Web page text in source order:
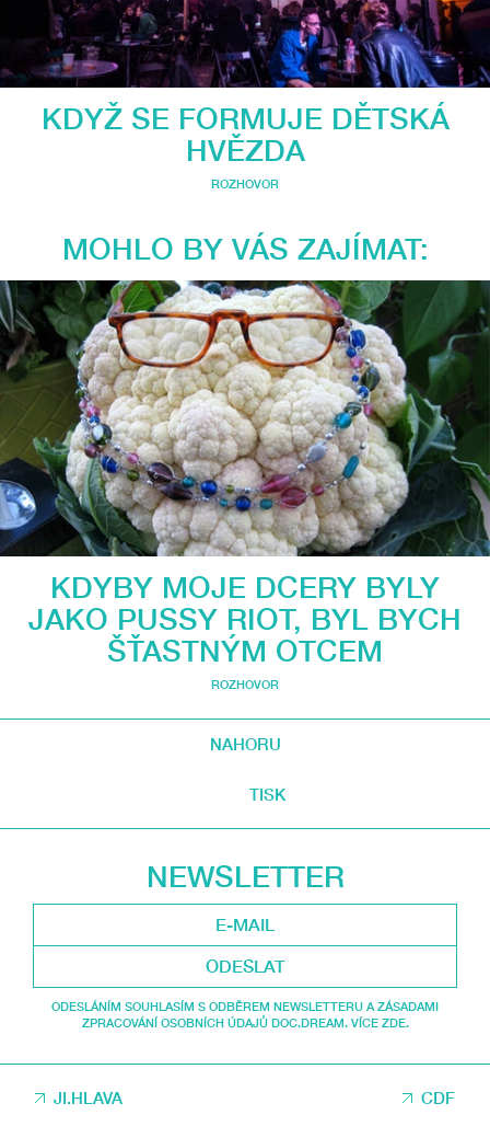
KDYŽ SE FORMUJE DĚTSKÁ
HVĚZDA
ROZHOVOR
MOHLO BY VÁS ZAJÍMAT:
KDYBY MOJE DCERY BYLY
JAKO PUSSY RIOT, BYL BYCH
ŠŤASTNÝM OTCEM
ROZHOVOR
NAHORU
TISK
NEWSLETTER
ODESLAT
ODESLÁNÍM SOUHLASÍM S ODBĚREM NEWSLETTERU A ZÁSADAMI
ZPRACOVÁNÍ OSOBNÍCH ÚDAJŮ DOC.DREAM. VÍCE ZDE.
JI.HLAVA CDF